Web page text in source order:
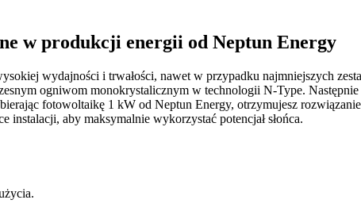
w produkcji energii od Neptun Energy
wydajności i trwałości, nawet w przypadku najmniejszych
ogniwom monokrystalicznym w technologii N-Type.
fotowoltaikę 1 kW od Neptun Energy, otrzymujesz
instalacji, aby maksymalnie wykorzystać potencjał słońca.